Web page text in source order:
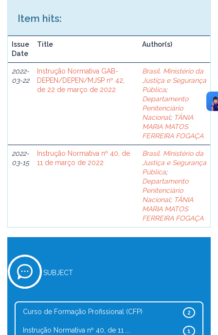
Item hits:
Issue
Date
Title Author(s)
2022-
03-22
Instrução Normativa GAB-
DEPEN/DEPEN/MJSP nº 42,
de 22 de março de 2022
Brasil. Ministério da
Justiça e Segurança
Pública;
Departamento
Penitenciário
Nacional; TÂNIA
MARIA MATOS
FERREIRA FOGAÇA
2022-
03-15
Instrução Normativa nº 40, de
11 de março de 2022
Brasil. Ministério da
Justiça e Segurança
Pública;
Departamento
Penitenciário
Nacional; TÂNIA
MARIA MATOS
FERREIRA FOGAÇA
SUBJECT
2
Curso de Formação Profissional (CFP)
1
Instrução Normativa nº 40, de 11 ...